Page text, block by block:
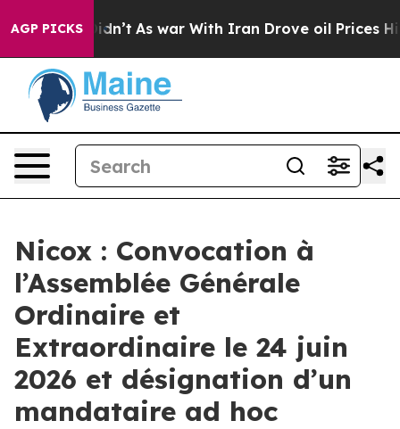
AGP PICKS
it Didn’t As war With Iran Drove oil Prices
Nicox : Convocation à
l’Assemblée Générale
Ordinaire et
Extraordinaire le 24 juin
2026 et désignation d’un
mandataire ad hoc